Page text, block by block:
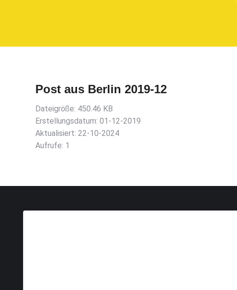
Post aus Berlin 2019-12
Dateigröße: 450.46 KB
Erstellungsdatum: 01-12-2019
Aktualisiert: 22-10-2024
Aufrufe: 1